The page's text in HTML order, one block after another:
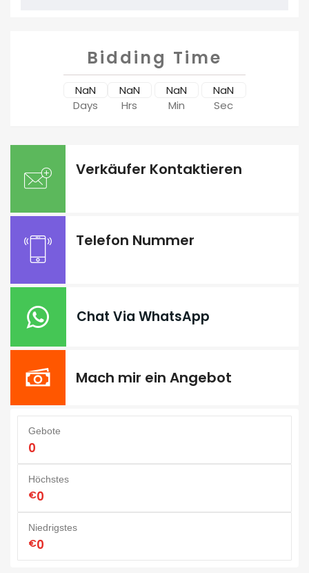
Bidding Time
NaN
Days
NaN
Hrs
NaN
Min
NaN
Sec
Verkäufer Kontaktieren
Telefon Nummer
Chat Via WhatsApp
Mach mir ein Angebot
Gebote
0
Höchstes
€0
Niedrigstes
€0